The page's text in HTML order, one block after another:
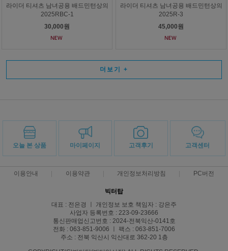
라이더 티셔츠 남녀공용 배드민턴상의
2025RBC-1
30,000원
라이더 티셔츠 남녀공용 배드민턴상의
2025R-3
45,000원
더보기 +
오늘 본 상품 마이페이지 고객후기 고객센터
이용안내 이용약관 개인정보처리방침 PC버전
빅터탑
대표 : 전은경 ㅣ 개인정보 보호 책임자 : 강은주
사업자 등록번호 : 223-09-23666
통신판매업신고번호 : 2024-전북익산-0141호
전화 : 063-851-9006 ㅣ 팩스 : 063-851-7006
주소 : 전북 익산시 익산대로 362-20 1층